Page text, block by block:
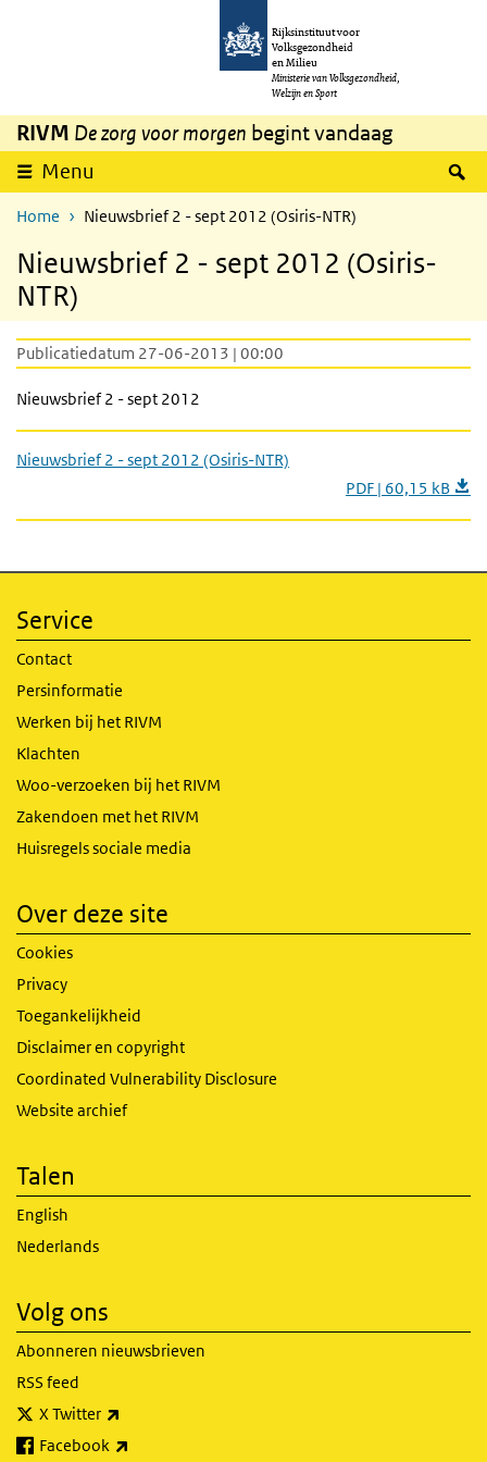
Overslaan en naar de inhoud gaan
Rijksinstituut voor
Volksgezondheid
en Milieu
Ministerie van Volksgezondheid,
Welzijn en Sport
RIVM De zorg voor morgen begint vandaag
Menu
Home Nieuwsbrief 2 - sept 2012 (Osiris-NTR)
Nieuwsbrief 2 - sept 2012 (Osiris-
NTR)
Publicatiedatum 27-06-2013 | 00:00
Nieuwsbrief 2 - sept 2012
Nieuwsbrief 2 - sept 2012 (Osiris-NTR)
PDF | 60,15 kB
Service
Contact
Persinformatie
Werken bij het RIVM
Klachten
Woo-verzoeken bij het RIVM
Zakendoen met het RIVM
Huisregels sociale media
Over deze site
Cookies
Privacy
Toegankelijkheid
Disclaimer en copyright
Coordinated Vulnerability Disclosure
Website archief
Talen
English
Nederlands
Volg ons
Abonneren nieuwsbrieven
RSS feed
X Twitter
Facebook